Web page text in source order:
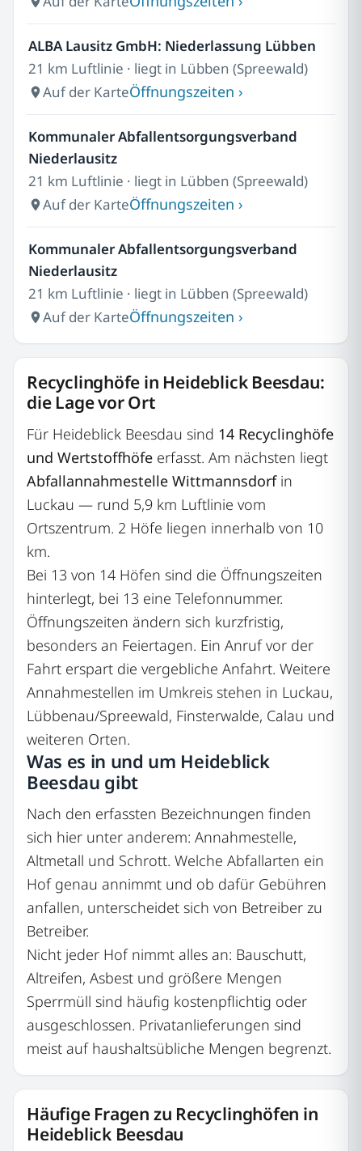
ALBA Lausitz GmbH: Niederlassung Lübben
21 km Luftlinie · liegt in Lübben (Spreewald)
Auf der KarteÖffnungszeiten ›
Kommunaler Abfallentsorgungsverband
Niederlausitz
21 km Luftlinie · liegt in Lübben (Spreewald)
Auf der KarteÖffnungszeiten ›
Kommunaler Abfallentsorgungsverband
Niederlausitz
21 km Luftlinie · liegt in Lübben (Spreewald)
Auf der KarteÖffnungszeiten ›
Recyclinghöfe in Heideblick Beesdau:
die Lage vor Ort
Für Heideblick Beesdau sind 14 Recyclinghöfe
und Wertstoffhöfe erfasst. Am nächsten liegt
Abfallannahmestelle Wittmannsdorfin
Luckau — rund 5,9 km Luftlinie vom
Ortszentrum. 2 Höfe liegen innerhalb von 10
km.
Bei 13 von 14 Höfen sind die Öffnungszeiten
hinterlegt, bei 13 eine Telefonnummer.
Öffnungszeiten ändern sich kurzfristig,
besonders an Feiertagen. Ein Anruf vor der
Fahrt erspart die vergebliche Anfahrt. Weitere
Annahmestellen im Umkreis stehen in Luckau,
Lübbenau/Spreewald, Finsterwalde, Calau und
weiteren Orten.
Was es in und um Heideblick
Beesdau gibt
Nach den erfassten Bezeichnungen finden
sich hier unter anderem: Annahmestelle,
Altmetall und Schrott. Welche Abfallarten ein
Hof genau annimmt und ob dafür Gebühren
anfallen, unterscheidet sich von Betreiber zu
Betreiber.
Nicht jeder Hof nimmt alles an: Bauschutt,
Altreifen, Asbest und größere Mengen
Sperrmüll sind häufig kostenpflichtig oder
ausgeschlossen. Privatanlieferungen sind
meist auf haushaltsübliche Mengen begrenzt.
Häufige Fragen zu Recyclinghöfen in
Heideblick Beesdau